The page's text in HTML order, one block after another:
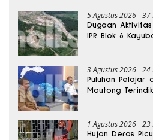
5 Agustus 2026 37
Dugaan
IPR Blok 6
3 Agustus 2026 24
Puluhan Pelajar
Moutong
1 Agustus 2026 23
Hujan Deras